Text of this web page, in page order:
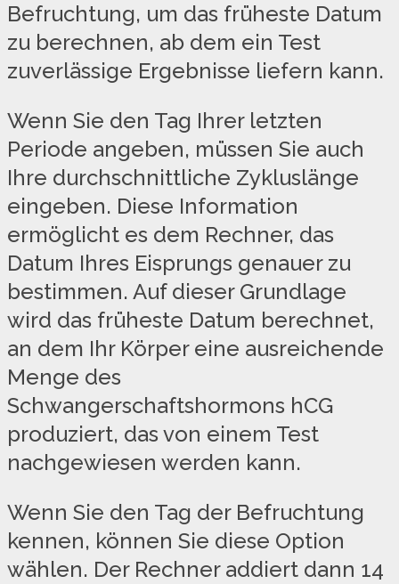
Befruchtung, um das früheste Datum
zu berechnen, ab dem ein Test
zuverlässige Ergebnisse liefern kann.
Wenn Sie den Tag Ihrer letzten
Periode angeben, müssen Sie auch
Ihre durchschnittliche Zykluslänge
eingeben. Diese Information
ermöglicht es dem Rechner, das
Datum Ihres Eisprungs genauer zu
bestimmen. Auf dieser Grundlage
wird das früheste Datum berechnet,
an dem Ihr Körper eine ausreichende
Menge des
Schwangerschaftshormons hCG
produziert, das von einem Test
nachgewiesen werden kann.
Wenn Sie den Tag der Befruchtung
kennen, können Sie diese Option
wählen. Der Rechner addiert dann 14